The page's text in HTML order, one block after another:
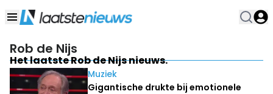
Rob de Nijs
Het laatste Rob de Nijs nieuws.
Muziek
Gigantische drukte bij emotionele